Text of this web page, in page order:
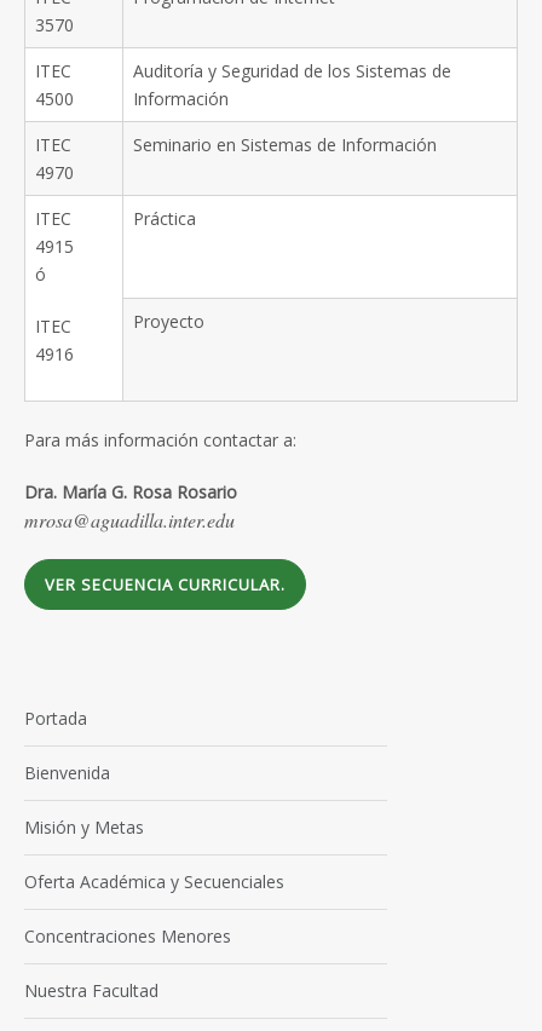
3570
ITEC
4500
Auditoría y Seguridad de los Sistemas de
Información
ITEC
4970
Seminario en Sistemas de Información
ITEC
4915
ó
ITEC
4916
Práctica
Proyecto
Para más información contactar a:
Dra. María G. Rosa Rosario
mrosa@aguadilla.inter.edu
VER SECUENCIA CURRICULAR.
Portada
Bienvenida
Misión y Metas
Oferta Académica y Secuenciales
Concentraciones Menores
Nuestra Facultad